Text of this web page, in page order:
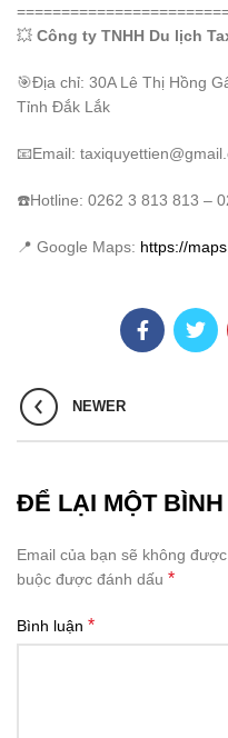
💥 Công ty TNHH Du lịch
🎯Địa chỉ: 30A Lê Thị Hồng
Tỉnh Ðắk Lắk
📧Email:
☎️Hotline: 0262 3 813 813 –
📍 Google Maps: https://
NEWER
ĐỂ LẠI MỘT
Email của bạn sẽ không
buộc được đánh dấu *
Bình luận *